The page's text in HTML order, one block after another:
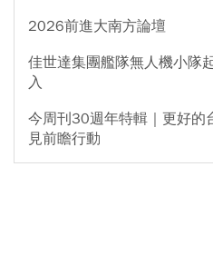
2026前進大南方論壇
佳世達集團艦隊無人機小隊
入
今周刊30週年特輯｜更好的
見前瞻行動